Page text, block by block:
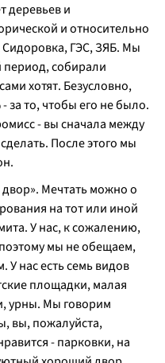
деревьев и
и относительно
Сидоровка, ГЭС, ЗЯБ. Мы
период, собирали
хотят. Безусловно,
за то, чтобы его не было.
- вы сначала между
После этого мы
Мечтать можно о
на тот или иной
У нас, к сожалению,
мы не обещаем,
нас есть семь видов
площадки, малая
урны. Мы говорим
вы, пожалуйста,
- парковки, на